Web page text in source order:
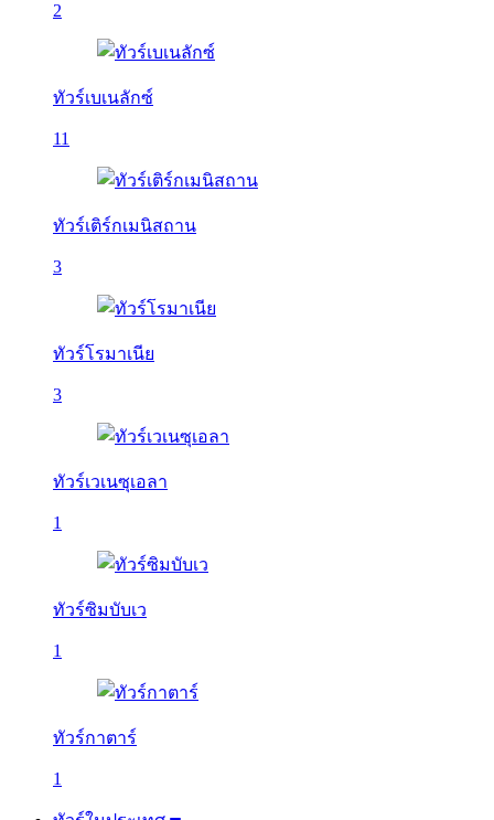
2
ทัวร์เบเนลักซ์
11
ทัวร์เติร์กเมนิสถาน
3
ทัวร์โรมาเนีย
3
ทัวร์เวเนซุเอลา
1
ทัวร์ซิมบับเว
1
ทัวร์กาตาร์
1